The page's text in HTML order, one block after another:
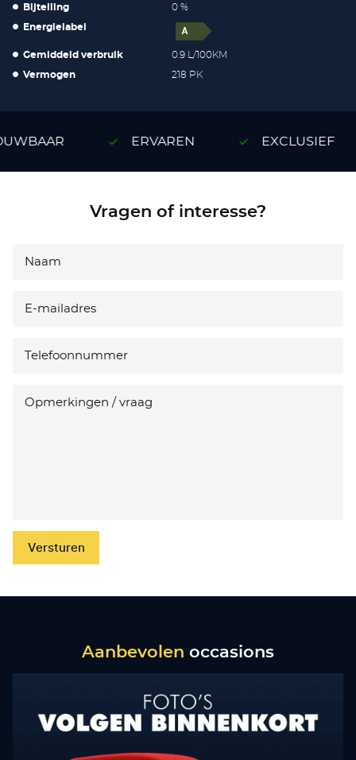
Bijtelling 0 %
Energielabel
Gemiddeld verbruik 0.9 L/100KM
Vermogen 218 PK
ERVAREN EXCLUSIEF
Vragen of interesse?
Versturen
Aanbevolen occasions